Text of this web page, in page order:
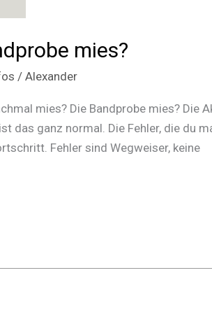
mies?
/Alexander
mies? Die Bandprobe mies? Die
das ganz normal. Die Fehler, die du
Fehler sind Wegweiser, keine